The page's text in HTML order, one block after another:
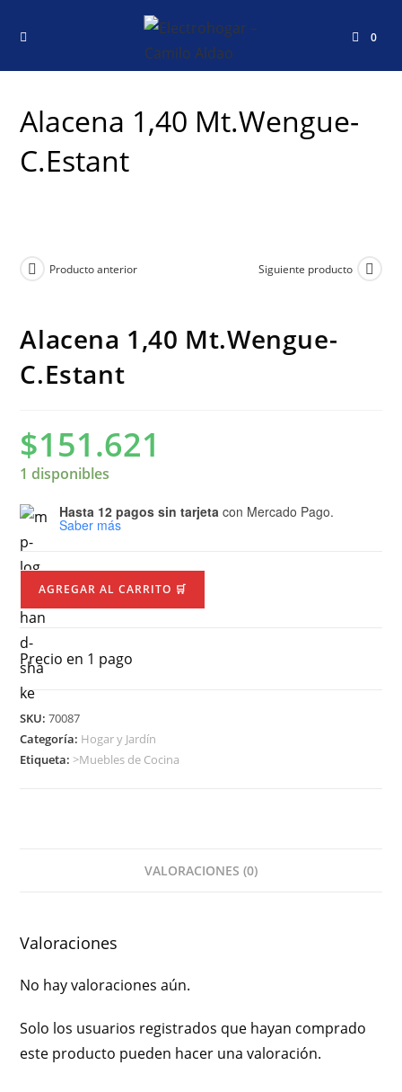
0
Alacena 1,40 Mt.Wengue-
C.Estant
Producto anterior Siguiente producto
Alacena 1,40 Mt.Wengue-
C.Estant
$151.621
1 disponibles
Hasta 12 pagos sin tarjeta con Mercado Pago.
Saber más
AGREGAR AL CARRITO 🛒
Precio en 1 pago
SKU:70087
Categoría: Hogar y Jardín
Etiqueta:>Muebles de Cocina
VALORACIONES (0)
Valoraciones
No hay valoraciones aún.
Solo los usuarios registrados que hayan comprado
este producto pueden hacer una valoración.